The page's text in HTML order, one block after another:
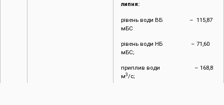
липня:
рівень води ВБ – 115,87
мБС
рівень води НБ – 71,60
мБС;
приплив води – 168,8
м3/с;